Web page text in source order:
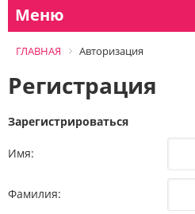
Меню
ГЛАВНАЯ Авторизация
Регистрация
Зарегистрироваться
Имя:
Фамилия: